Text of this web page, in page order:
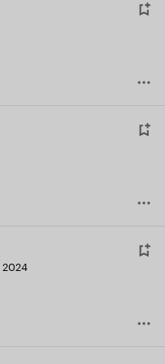
2024